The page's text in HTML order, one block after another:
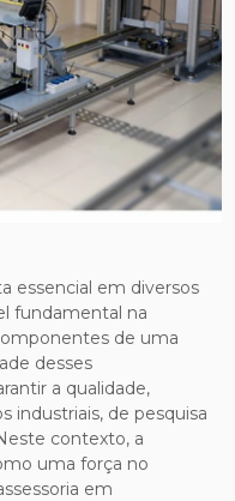
essencial em diversos
fundamental na
de uma
desses
a qualidade,
industriais, de pesquisa
contexto, a
uma força no
em